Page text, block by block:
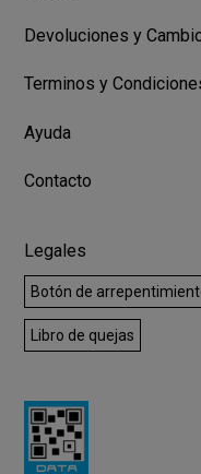
Devoluciones y
Terminos y
Ayuda
Contacto
Legales
Botón de
Libro de quejas